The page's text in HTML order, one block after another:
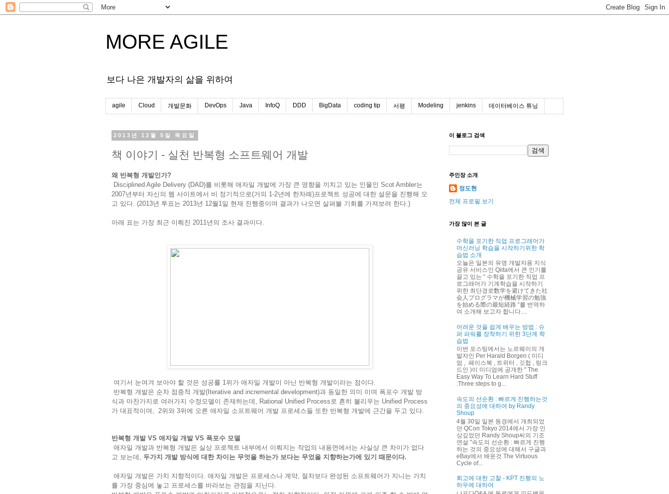
MORE AGILE
보다 나은 개발자의 삶을 위하여
agile Cloud 개발문화 DevOps Java InfoQ DDD BigData coding tip 서평 Modeling jenkins 데이터베이스 튜닝
2013년 12월 5일 목요일
책 이야기 - 실천 반복형 소프트웨어 개발
왜 반복형 개발인가?
Disciplined Agile Delivery (DAD)를 비롯해 애자일 개발에 가장 큰 영향을 끼치고 있는 인물인 Scot Ambler는
2007년부터 자신의 웹 사이트에서 비 정기적으로(거의 1-2년에 한차례)프로젝트 성공에 대한 설문을 진행해 오
고 있다. (2013년 투표는 2013년 12월1일 현재 진행중이며 결과가 나오면 살펴볼 기회를 가져보려 한다.)
아래 표는 가장 최근 이뤄진 2011년의 조사 결과이다.
여기서 눈여겨 보아야 할 것은 성공률 1위가 애자일 개발이 아닌 반복형 개발이라는 점이다.
반복형 개발은 순차 점증적 개발(Iterative and incremental development)과 동일한 의미 이며 폭포수 개발 방
식과 마찬가지로 여러가지 수정모델이 존재하는데, Rational Unified Process로 흔히 불리우는 Unified Process
가 대표적이며, 2위와 3위에 오른 애자일 소프트웨어 개발 프로세스들 또한 반복형 개발에 근간을 두고 있다.
반복형 개발VS 애자일 개발VS 폭포수 모델
애자일 개발과 반복형 개발은 실상 프로젝트 내부에서 이뤄지는 작업의 내용면에서는 사실상 큰 차이가 없다
고 보는데, 두가지 개발 방식에 대한 차이는 무엇을 하는가 보다는 무었을 지향하는가에 있기 때문이다.
애자일 개발은 가치 지향적이다. 애자일 개발은 프로세스나 계약, 절차보다 완성된 소프트웨어가 지니는 가치
를 가장 중심에 놓고 프로세스를 바라보는 관점을 지닌다.
이 블로그 검색
주인장 소개
정도현
전체 프로필 보기
가장 많이 본 글
수학을 포기한 직업 프로그래머가
머신러닝 학습을 시작하기위한 학
습법 소개
오늘은 일본의 유명 개발자용 지식
공유 서비스인 Qiita에서 큰 인기를
끌고 있는 “ 수학을 포기한 직업 프
로그래머가 기계학습을 시작하기
위한 최단경로数学を避けてきた社
会人プログラマが機械学習の勉強
を始める際の最短経路 “를 번역하
여 소개해 보고자 합니다....
어려운 것을 쉽게 배우는 방법 : 슈
퍼 파워를 장착하기 위한 3단계 학
습법
이번 포스팅에서는 노르웨이의 개
발자인 Per Harald Borgen ( 미디
엄 , 페이스북 , 트위터 , 깃헙 , 링크
드인 )이 미디엄에 공개한 " The
Easy Way To Learn Hard Stuff
:Three steps to g...
속도의 선순환 : 빠르게 진행하는것
의 중요성에 대하여 by Randy
Shoup
4월 30일 일본 동경에서 개최되었
던 QCon Tokyo 2014에서 가장 인
상깊었던 Randy Shoup씨의 기조
연설 "속도의 선순환 : 빠르게 진행
하는 것의 중요성에 대해서 구글과
eBay에서 배운것 The Virtuous
Cycle of...
회고에 대한 고찰 - KPT 진행의 노
하우에 대하여